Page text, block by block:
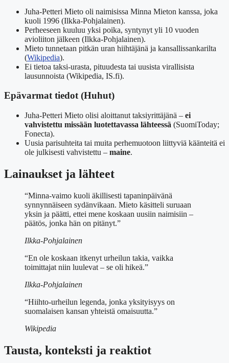
Juha-Petteri Mieto oli naimisissa Minna Mieton kanssa, joka
kuoli 1996 (Ilkka-Pohjalainen).
Perheeseen kuuluu yksi poika, syntynyt yli 10 vuoden
avioliiton jälkeen (Ilkka-Pohjalainen).
Mieto tunnetaan pitkän uran hiihtäjänä ja kansallissankarilta
(Wikipedia).
Ei tietoa taksi-urasta, pituudesta tai uusista virallisista
lausunnoista (Wikipedia, IS.fi).
Epävarmat tiedot (Huhut)
Juha-Petteri Mieto olisi aloittanut taksiyrittäjänä – ei
vahvistettu missään luotettavassa lähteessä (SuomiToday;
Fonecta).
Uusia parisuhteita tai muita perhemuotoon liittyviä käänteitä ei
ole julkisesti vahvistettu – maine.
Lainaukset ja lähteet
“Minna-vaimo kuoli äkillisesti tapaninpäivänä
synnynnäiseen sydänvikaan. Mieto käsitteli suruaan
yksin ja päätti, ettei mene koskaan uusiin naimisiin –
päätös, jonka hän on pitänyt.”
Ilkka-Pohjalainen
“En ole koskaan itkenyt urheilun takia, vaikka
toimittajat niin luulevat – se oli hikeä.”
Ilkka-Pohjalainen
“Hiihto-urheilun legenda, jonka yksityisyys on
suomalaisen kansan yhteistä omaisuutta.”
Wikipedia
Tausta, konteksti ja reaktiot